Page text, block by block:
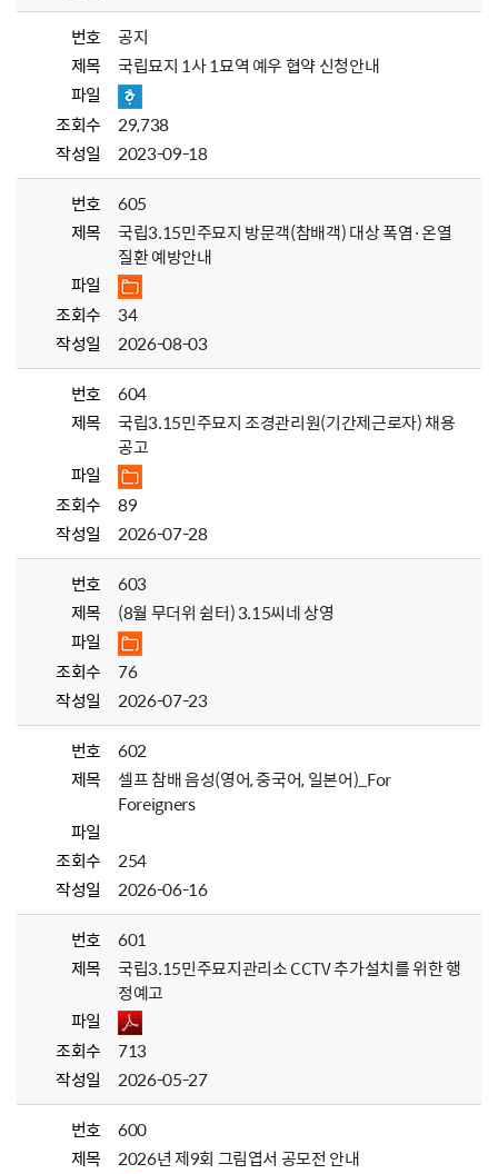
번호
공지
제목
국립묘지 1사 1묘역 예우 협약 신청안내
파일
조회수
29,738
작성일
2023-09-18
번호
605
제목
국립3.15민주묘지 방문객(참배객) 대상 폭염·온열
질환 예방안내
파일
조회수
34
작성일
2026-08-03
번호
604
제목
국립3.15민주묘지 조경관리원(기간제근로자) 채용
공고
파일
조회수
89
작성일
2026-07-28
번호
603
제목
(8월 무더위 쉼터) 3.15씨네 상영
파일
조회수
76
작성일
2026-07-23
번호
602
제목
셀프 참배 음성(영어, 중국어, 일본어)_For
Foreigners
파일
조회수
254
작성일
2026-06-16
번호
601
제목
국립3.15민주묘지관리소 CCTV 추가설치를 위한 행
정예고
파일
조회수
713
작성일
2026-05-27
번호
600
제목
2026년 제9회 그림엽서 공모전 안내